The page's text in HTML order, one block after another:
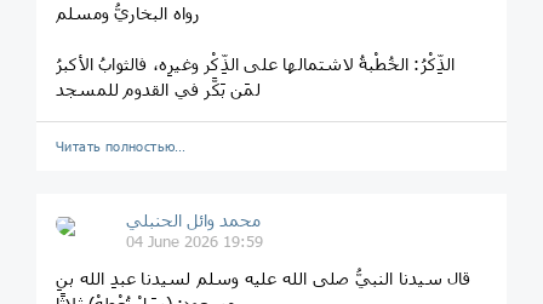
رواه البخاريُّ ومسلم
الذِّكْرُ: الخُطْبةُ لاشتمالها على الذِّكْر وغيرِه، فالثوابُ الأكبرُ
لمَن بَكَّر في القدوم للمسجد
Читать полностью…
محمد وائل الحنبلي
04 June 2026 19:59
قال سيدنا النبيُّ صلى الله عليه وسلم لسيدنا عبدِ الله بنِ